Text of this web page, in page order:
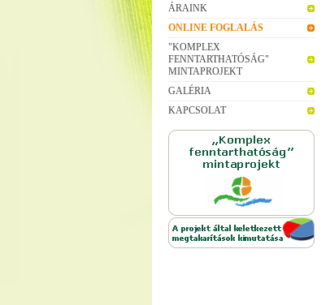
ÁRAINK
ONLINE FOGLALÁS
"KOMPLEX
FENNTARTHATÓSÁG"
MINTAPROJEKT
GALÉRIA
KAPCSOLAT